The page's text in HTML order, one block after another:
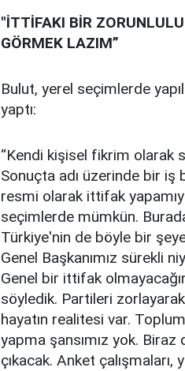
"İTTİFAKI BİR
GÖRMEK LAZIM”
Bulut, yerel seçimlerde
yaptı:
“Kendi kişisel fikrim olarak
Sonuçta adı üzerinde bir iş
resmi olarak ittifak
seçimlerde mümkün.
Türkiye'nin de böyle bir
Genel Başkanımız sürekli
Genel bir ittifak
söyledik. Partileri
hayatın realitesi var.
yapma şansımız yok.
çıkacak. Anket